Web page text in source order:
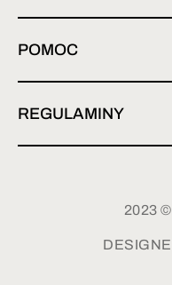
POMOC
REGULAMINY
2023